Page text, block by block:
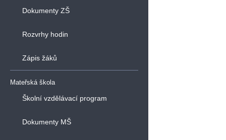
Dokumenty ZŠ
Rozvrhy hodin
Zápis žáků
Mateřská škola
Školní vzdělávací program
Dokumenty MŠ